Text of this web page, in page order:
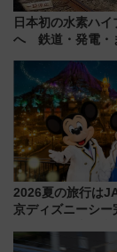
日本初の水素ハ
へ 鉄道・発電・
2026夏の旅行は
京ディズニーシー
ーン始まる 条件